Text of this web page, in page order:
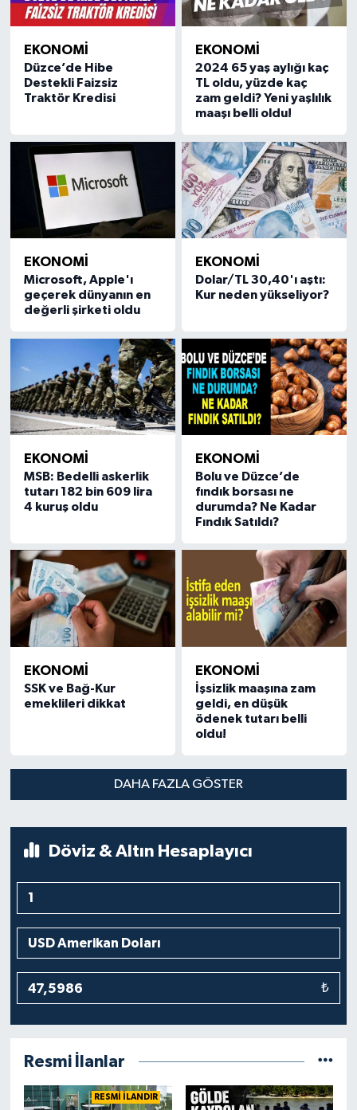
EKONOMİ
Düzce’de Hibe
Destekli Faizsiz
Traktör Kredisi
EKONOMİ
2024 65 yaş aylığı kaç
TL oldu, yüzde kaç
zam geldi? Yeni yaşlılık
maaşı belli oldu!
EKONOMİ
Microsoft, Apple'ı
geçerek dünyanın en
değerli şirketi oldu
EKONOMİ
Dolar/TL 30,40'ı aştı:
Kur neden yükseliyor?
EKONOMİ
MSB: Bedelli askerlik
tutarı 182 bin 609 lira
4 kuruş oldu
EKONOMİ
Bolu ve Düzce’de
fındık borsası ne
durumda? Ne Kadar
Fındık Satıldı?
EKONOMİ
SSK ve Bağ-Kur
emeklileri dikkat
EKONOMİ
İşsizlik maaşına zam
geldi, en düşük
ödenek tutarı belli
oldu!
DAHA FAZLA GÖSTER
Döviz & Altın Hesaplayıcı
₺
Resmi İlanlar
RESMİ İLANDIR